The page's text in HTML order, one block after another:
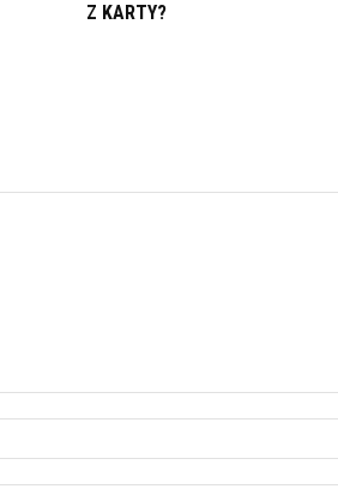
Z KARTY?